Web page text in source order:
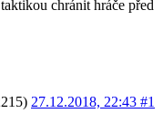
chránit hráče před
27.12.2018, 22:43 #1